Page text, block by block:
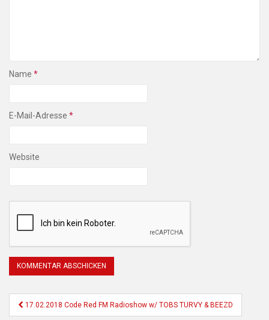
Name *
E-Mail-Adresse *
Website
Beitragsnavigation
17.02.2018 Code Red FM Radioshow w/ TOBS TURVY & BEEZD